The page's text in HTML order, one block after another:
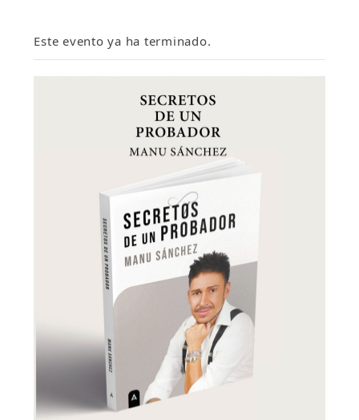
Este evento ya ha terminado.